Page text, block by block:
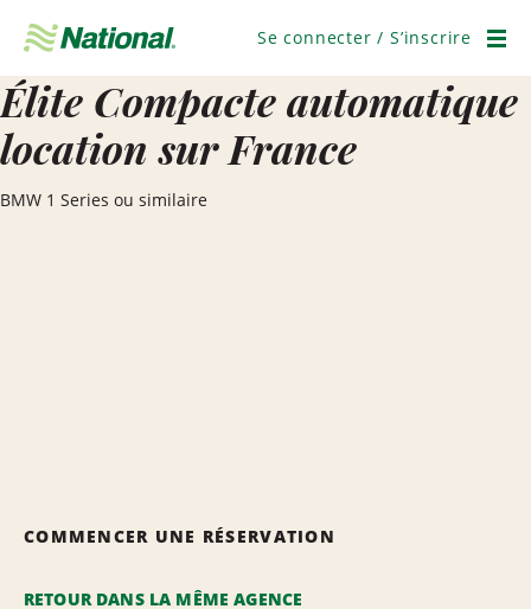
navigation
Se connecter / S’inscrire
Élite Compacte automatique
location sur France
BMW 1 Series ou similaire
COMMENCER UNE RÉSERVATION
RETOUR DANS LA MÊME AGENCE